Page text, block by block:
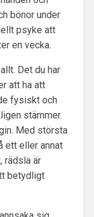
bönor under
psyke att
en vecka.
Det du har
att ha att
fysiskt och
stämmer.
Med största
ett eller annat
rädsla är
betydligt